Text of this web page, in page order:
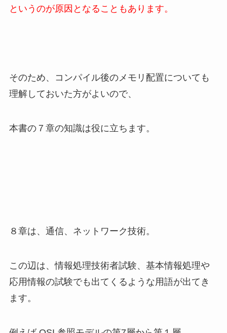
というのが原因となることもあります。
そのため、コンパイル後のメモリ配置についても
理解しておいた方がよいので、
本書の７章の知識は役に立ちます。
８章は、通信、ネットワーク技術。
この辺は、情報処理技術者試験、基本情報処理や
応用情報の試験でも出てくるような用語が出てき
ます。